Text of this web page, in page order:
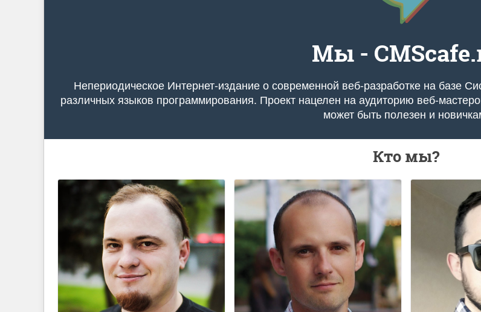
Мы -
Непериодическое Интернет-издание о современной веб-разработке на базе
различных языков программирования. Проект нацелен на аудиторию веб-
может быть полезен и
Кто мы?